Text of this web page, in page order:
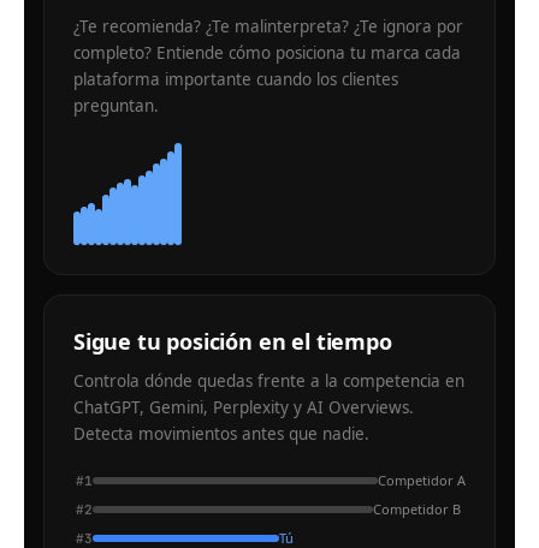
¿Te recomienda? ¿Te malinterpreta? ¿Te ignora por
completo? Entiende cómo posiciona tu marca cada
plataforma importante cuando los clientes
preguntan.
Sigue tu posición en el tiempo
Controla dónde quedas frente a la competencia en
ChatGPT, Gemini, Perplexity y AI Overviews.
Detecta movimientos antes que nadie.
#1 Competidor A
#2 Competidor B
#3 Tú